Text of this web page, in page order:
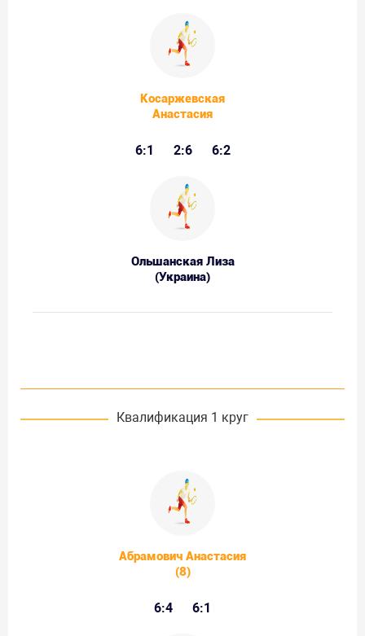
Косаржевская
Анастасия
6:1 2:6 6:2
Ольшанская Лиза
(Украина)
Квалификация 1 круг
Абрамович Анастасия
(8)
6:4 6:1